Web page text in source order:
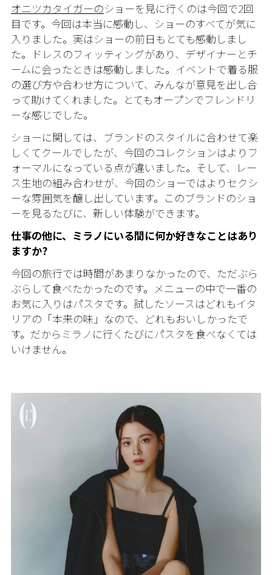
オニツカタイガーのショーを見に行くのは今回で2回
目です。今回は本当に感動し、ショーのすべてが気に
入りました。実はショーの前日もとても感動しまし
た。ドレスのフィッティングがあり、デザイナーとチ
ームに会ったときは感動しました。イベントで着る服
の選び方や合わせ方について、みんなが意見を出し合
って助けてくれました。とてもオープンでフレンドリ
ーな感じでした。
ショーに関しては、ブランドのスタイルに合わせて楽
しくてクールでしたが、今回のコレクションはよりフ
ォーマルになっている点が違いました。そして、レー
ス生地の組み合わせが、今回のショーではよりセクシ
ーな雰囲気を醸し出しています。このブランドのショ
ーを見るたびに、新しい体験ができます。
仕事の他に、ミラノにいる間に何か好きなことはあり
ますか?
今回の旅行では時間があまりなかったので、ただぶら
ぶらして食べたかったのです。メニューの中で一番の
お気に入りはパスタです。試したソースはどれもイタ
リアの「本来の味」なので、どれもおいしかったで
す。だからミラノに行くたびにパスタを食べなくては
いけません。